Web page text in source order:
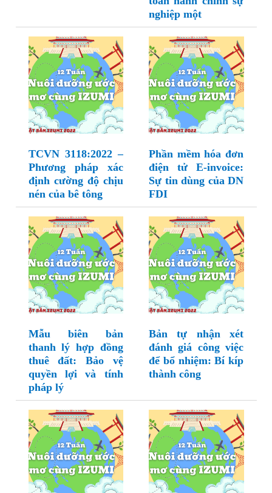
nghiệp một
TCVN 3118:2022 –
Phương pháp xác
định cường độ chịu
nén của bê tông
Phần mềm hóa đơn
điện tử E-invoice:
Sự tin dùng của DN
FDI
Mẫu biên bản
thanh lý hợp đồng
thuê đất: Bảo vệ
quyền lợi và tính
pháp lý
Bản tự nhận xét
đánh giá công việc
để bổ nhiệm: Bí kíp
thành công